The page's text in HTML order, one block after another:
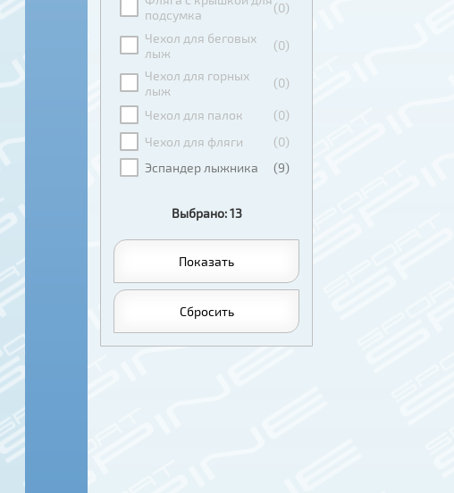
подсумка
(0)
Чехол для беговых
лыж
(0)
Чехол для горных
лыж
(0)
Чехол для палок
(0)
Чехол для фляги
(0)
Эспандер лыжника
(9)
Выбрано: 13
Показать
Сбросить